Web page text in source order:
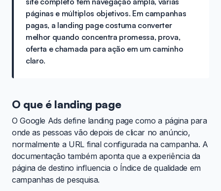
páginas e múltiplos objetivos. Em campanhas
pagas, a landing page costuma converter
melhor quando concentra promessa, prova,
oferta e chamada para ação em um caminho
claro.
O que é landing page
O Google Ads define landing page como a página para
onde as pessoas vão depois de clicar no anúncio,
normalmente a URL final configurada na campanha. A
documentação também aponta que a experiência da
página de destino influencia o Índice de qualidade em
campanhas de pesquisa.